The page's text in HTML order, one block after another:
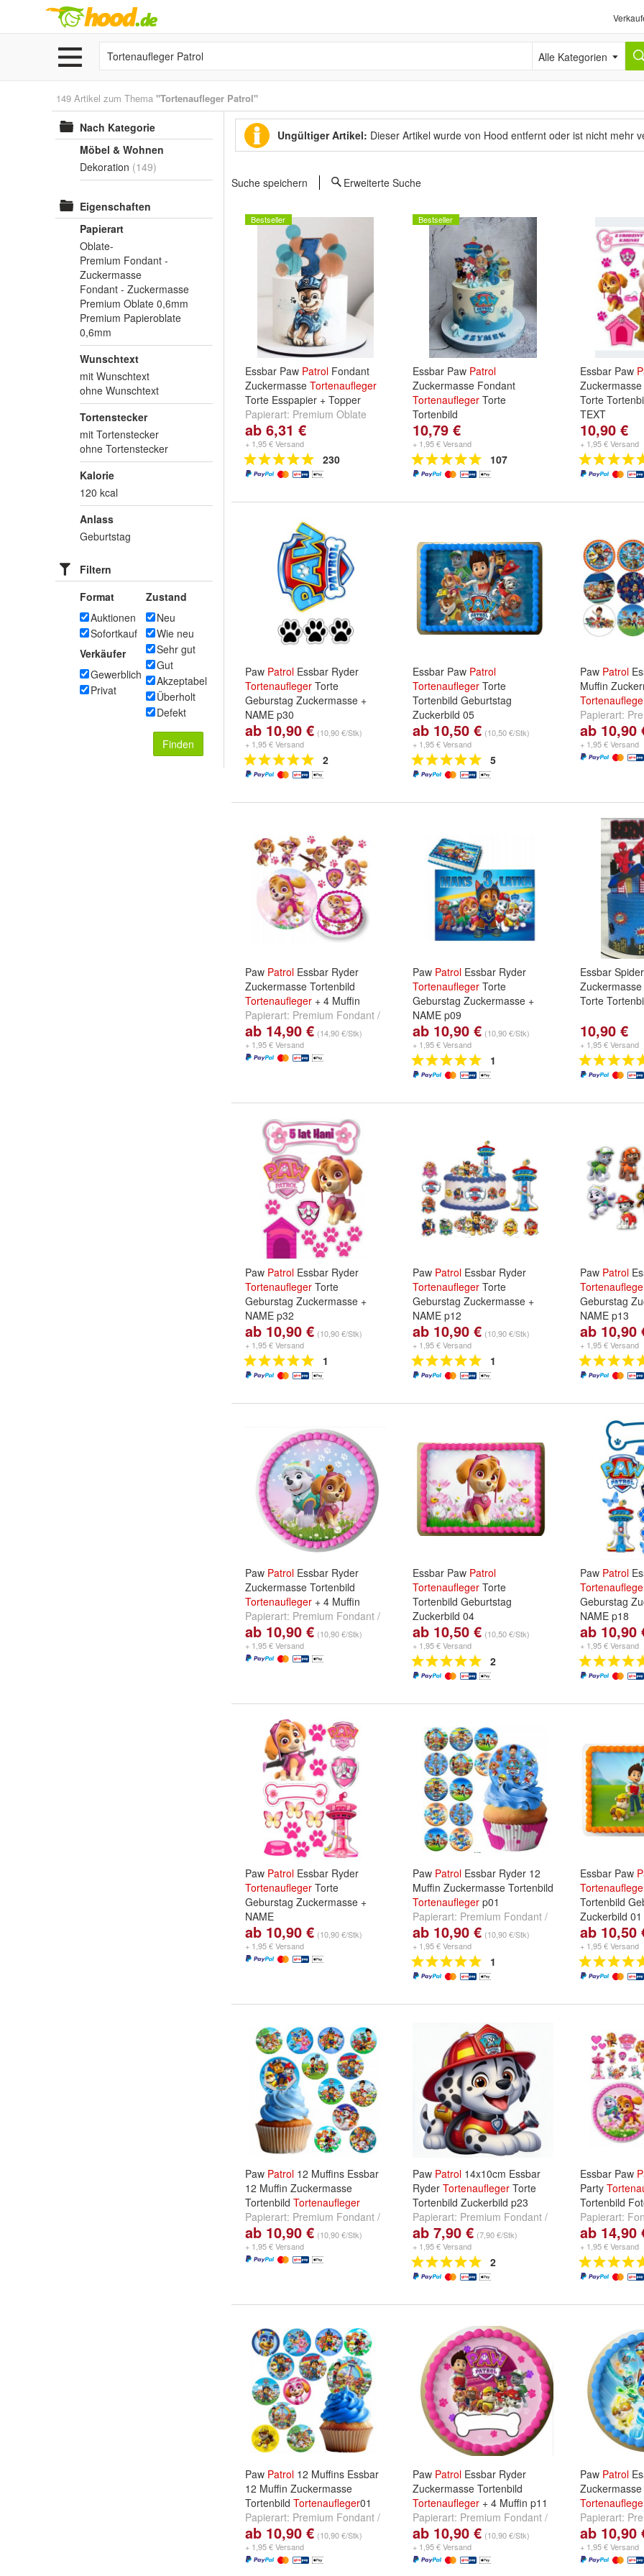
Alle Kategorien
149 Artikel zum Thema "Tortenaufleger Patrol"
Nach Kategorie
Möbel & Wohnen
Dekoration (149)
Eigenschaften
Papierart
Oblate-
Premium Fondant -
Zuckermasse
Fondant - Zuckermasse
Premium Oblate 0,6mm
Premium Papieroblate
0,6mm
Wunschtext
mit Wunschtext
ohne Wunschtext
Tortenstecker
mit Tortenstecker
ohne Tortenstecker
Kalorie
120 kcal
Anlass
Geburtstag
Filtern
Format
Auktionen
Sofortkauf
Verkäufer
Gewerblich
Privat
Zustand
Neu
Wie neu
Sehr gut
Gut
Akzeptabel
Überholt
Defekt
Finden
Ungültiger Artikel: Dieser Artikel wurde von Hood entfernt oder ist nicht mehr
Suche speichern Erweiterte Suche
Bestseller
Essbar Paw Patrol Fondant
Zuckermasse Tortenaufleger
Torte Esspapier + Topper
Papierart: Premium Oblate
0,6mm undFondant /
Zuckermasse
ab 6,31 €
+ 1,95 € Versand
230
Bestseller
Essbar Paw Patrol
Zuckermasse Fondant
Tortenaufleger Torte
Tortenbild
10,79 €
+ 1,95 € Versand
107
Essbar Paw
Zuckermasse
Torte
TEXT
10,90 €
+ 1,95 € Versand
Paw Patrol Essbar Ryder
Tortenaufleger Torte
Geburstag Zuckermasse +
NAME p30
Papierart:Premium Fondant /
Zuckermasse
ab 10,90 € (10,90 €/Stk)
+ 1,95 € Versand
2
Essbar Paw Patrol
Tortenaufleger Torte
Tortenbild Geburtstag
Zuckerbild 05
Papierart:Fondant /
Zuckermasse
Papieroblate 0,6mm
ab 10,50 € (10,50 €/Stk)
+ 1,95 € Versand
5
Paw Patrol
Muffin
Papierart:
Zuckermasse
ab 10,90
+ 1,95 € Versand
Paw Patrol Essbar Ryder
Zuckermasse Tortenbild
Tortenaufleger + 4 Muffin
Papierart: Premium Fondant /
Zuckermasseund Oblate/
ab 14,90 € (14,90 €/Stk)
+ 1,95 € Versand
Paw Patrol Essbar Ryder
Tortenaufleger Torte
Geburstag Zuckermasse +
NAME p09
Papierart:Premium Fondant /
Zuckermasse
ab 10,90 € (10,90 €/Stk)
+ 1,95 € Versand
1
Essbar
Zuckermasse
Torte
10,90 €
+ 1,95 € Versand
Paw Patrol Essbar Ryder
Tortenaufleger Torte
Geburstag Zuckermasse +
NAME p32
Papierart:Premium Fondant /
Zuckermasse
ab 10,90 € (10,90 €/Stk)
+ 1,95 € Versand
1
Paw Patrol Essbar Ryder
Tortenaufleger Torte
Geburstag Zuckermasse +
NAME p12
Papierart:Premium Fondant /
Zuckermasse
ab 10,90 € (10,90 €/Stk)
+ 1,95 € Versand
1
Paw Patrol
Geburstag
NAME p13
Papierart:
Zuckermasse
ab 10,90
+ 1,95 € Versand
Paw Patrol Essbar Ryder
Zuckermasse Tortenbild
Tortenaufleger + 4 Muffin
Papierart: Premium Fondant /
ZuckermasseundOblate/
ab 10,90 € (10,90 €/Stk)
+ 1,95 € Versand
Essbar Paw Patrol
Tortenaufleger Torte
Tortenbild Geburtstag
Zuckerbild 04
Papierart:Fondant /
Zuckermasse
Papieroblate 0,6mm
ab 10,50 € (10,50 €/Stk)
+ 1,95 € Versand
2
Paw Patrol
Geburstag
NAME p18
Papierart:
Zuckermasse
ab 10,90
+ 1,95 € Versand
Paw Patrol Essbar Ryder
Tortenaufleger Torte
Geburstag Zuckermasse +
NAME
Papierart:Premium Fondant /
Zuckermasse
ab 10,90 € (10,90 €/Stk)
+ 1,95 € Versand
Paw Patrol Essbar Ryder 12
Muffin Zuckermasse Tortenbild
Tortenaufleger p01
Papierart: Premium Fondant /
ZuckermasseundOblate/
ab 10,90 € (10,90 €/Stk)
+ 1,95 € Versand
1
Essbar Paw
Tortenbild
Zuckerbild 01
Papierart:
Zuckermasse
Papieroblate
ab 10,50
+ 1,95 € Versand
Paw Patrol 12 Muffins Essbar
12 Muffin Zuckermasse
Tortenbild Tortenaufleger
Papierart: Premium Fondant /
ZuckermasseundOblate/
ab 10,90 € (10,90 €/Stk)
+ 1,95 € Versand
Paw Patrol 14x10cm Essbar
Ryder Tortenaufleger Torte
Tortenbild Zuckerbild p23
Papierart: Premium Fondant /
Zuckermasse undOblate/
ab 7,90 € (7,90 €/Stk)
+ 1,95 € Versand
2
Essbar Paw
Party
Tortenbild
Papierart:
Zuckermasse
Papieroblate
ab 14,90
+ 1,95 € Versand
Paw Patrol 12 Muffins Essbar
12 Muffin Zuckermasse
Tortenbild Tortenaufleger01
Papierart: Premium Fondant /
ZuckermasseundOblate/
ab 10,90 € (10,90 €/Stk)
+ 1,95 € Versand
Paw Patrol Essbar Ryder
Zuckermasse Tortenbild
Tortenaufleger + 4 Muffin p11
Papierart: Premium Fondant /
ZuckermasseundOblate/
ab 10,90 € (10,90 €/Stk)
+ 1,95 € Versand
Paw Patrol
Papierart:
Zuckermasse
ab 10,90
+ 1,95 € Versand